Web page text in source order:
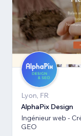
Lyon, FR
AlphaPix Design
Ingénieur web -
GEO